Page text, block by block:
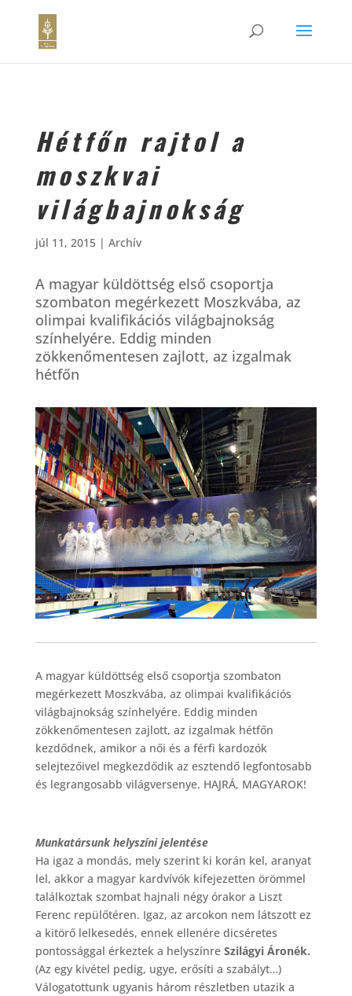
Hétfőn rajtol a
moszkvai
világbajnokság
júl 11, 2015| Archív
A magyar küldöttség első csoportja
szombaton megérkezett Moszkvába, az
olimpai kvalifikációs világbajnokság
színhelyére. Eddig minden
zökkenőmentesen zajlott, az izgalmak
hétfőn
A magyar küldöttség első csoportja szombaton
megérkezett Moszkvába, az olimpai kvalifikációs
világbajnokság színhelyére. Eddig minden
zökkenőmentesen zajlott, az izgalmak hétfőn
kezdődnek, amikor a női és a férfi kardozók
selejtezőivel megkezdődik az esztendő legfontosabb
és legrangosabb világversenye. HAJRÁ, MAGYAROK!
Munkatársunk helyszíni jelentése
Ha igaz a mondás, mely szerint ki korán kel, aranyat
lel, akkor a magyar kardvívók kifejezetten örömmel
találkoztak szombat hajnali négy órakor a Liszt
Ferenc repülőtéren. Igaz, az arcokon nem látszott ez
a kitörő lelkesedés, ennek ellenére dicséretes
pontossággal érkeztek a helyszínre Szilágyi Áronék.
(Az egy kivétel pedig, ugye, erősíti a szabályt…)
Válogatottunk ugyanis három részletben utazik a